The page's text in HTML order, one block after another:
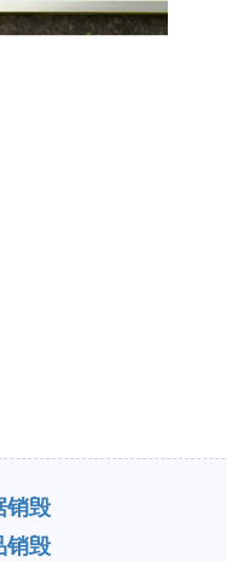
销毁
销毁